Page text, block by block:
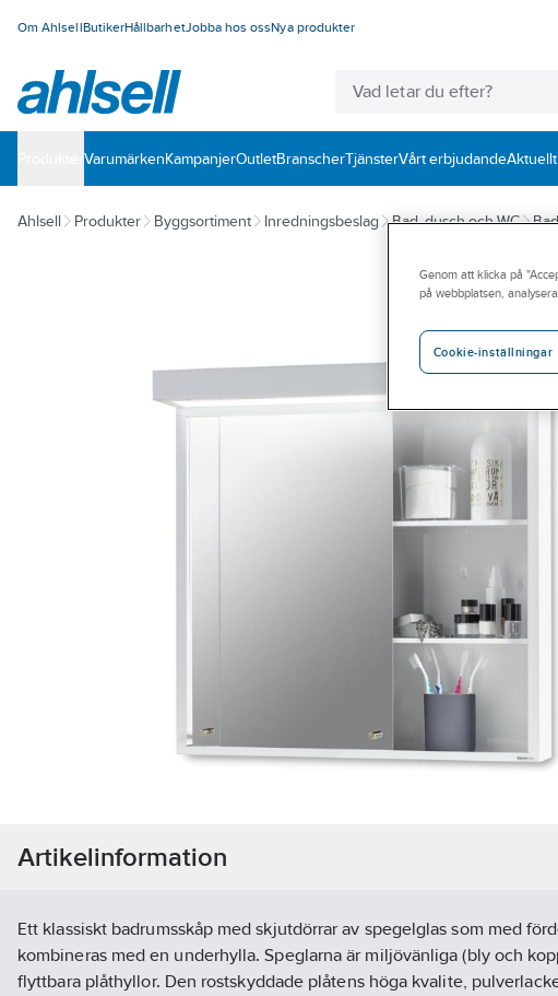
Om AhlsellButikerHållbarhetJobba hos ossNya produkter
VarumärkenKampanjerOutletBranscherTjänsterVårt erbjudandeAktuellt
Ahlsell Produkter Byggsortiment Inredningsbeslag Bad, dusch och WC
Artikelinformation
Ett klassiskt badrumsskåp med skjutdörrar av spegelglas som med
kombineras med en underhylla. Speglarna är miljövänliga (bly och
flyttbara plåthyllor. Den rostskyddade plåtens höga kvalite,
Genom att klicka på
på webbplatsen,
Cookie-inställningar